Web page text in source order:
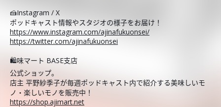
🍰Instagram / X
ポッドキャスト情報やスタジオの様子をお届け！
https://www.instagram.com/ajinafukuonsei/
https://twitter.com/ajinafukuonsei
🛍️味マート BASE支店
公式ショップ。
店主 平野紗季子が毎週ポッドキャスト内で紹介する美味しいモ
ノ・楽しいモノを販売中！
https://shop.ajimart.net